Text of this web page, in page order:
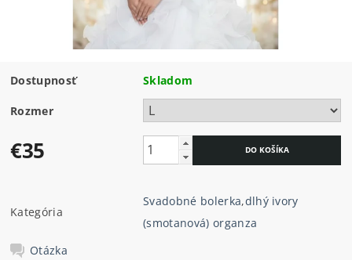
Dostupnosť Skladom
Rozmer
€35
Kategória
Svadobné bolerka,dlhý ivory
(smotanová) organza
Otázka